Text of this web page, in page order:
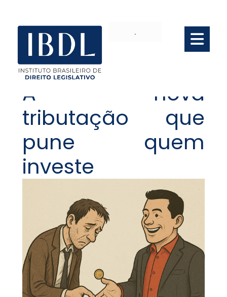
.
A nova
tributação que
pune quem
investe